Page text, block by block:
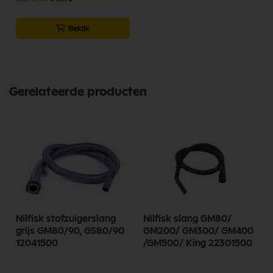
Bekijk
Gerelateerde producten
Nilfisk stofzuigerslang
grijs GM80/90, GS80/90
12041500
Nilfisk slang GM80/
GM200/ GM300/ GM400
/GM500/ King 22301500